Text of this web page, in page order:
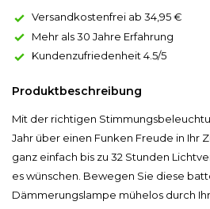
Versandkostenfrei ab 34,95 €
Mehr als 30 Jahre Erfahrung
Kundenzufriedenheit 4.5/5
Produktbeschreibung
Mit der richtigen
Jahr über einen Funken Freude in Ihr
ganz einfach bis zu 32 Stunden
es wünschen. Bewegen Sie diese
Dämmerungslampe mühelos durch